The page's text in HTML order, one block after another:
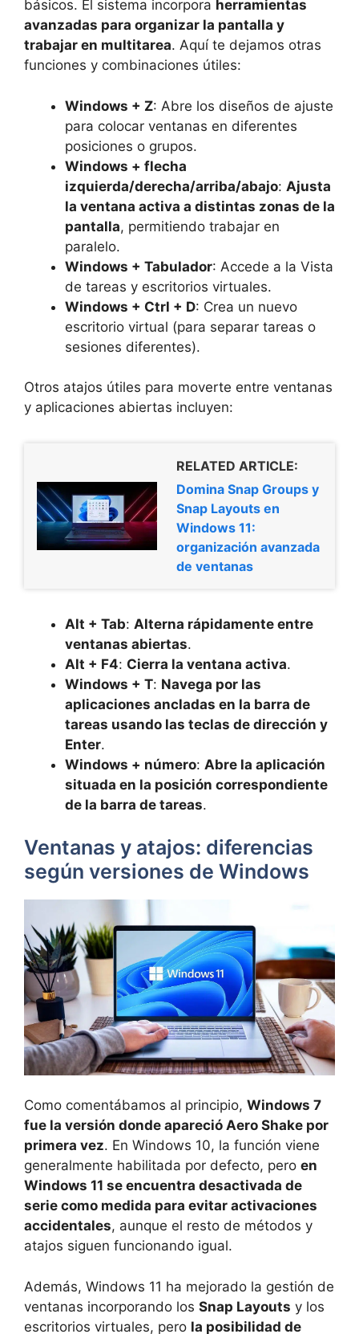
básicos. El sistema incorpora herramientas
avanzadas para organizar la pantalla y
trabajar en multitarea. Aquí te dejamos otras
funciones y combinaciones útiles:
Windows + Z: Abre los diseños de ajuste
para colocar ventanas en diferentes
posiciones o grupos.
Windows + flecha
izquierda/derecha/arriba/abajo: Ajusta
la ventana activa a distintas zonas de la
pantalla, permitiendo trabajar en
paralelo.
Windows + Tabulador: Accede a la Vista
de tareas y escritorios virtuales.
Windows + Ctrl + D: Crea un nuevo
escritorio virtual (para separar tareas o
sesiones diferentes).
Otros atajos útiles para moverte entre ventanas
y aplicaciones abiertas incluyen:
RELATED ARTICLE:
Domina Snap Groups y
Snap Layouts en
Windows 11:
organización avanzada
de ventanas
Alt + Tab: Alterna rápidamente entre
ventanas abiertas.
Alt + F4: Cierra la ventana activa.
Windows + T: Navega por las
aplicaciones ancladas en la barra de
tareas usando las teclas de dirección y
Enter.
Windows + número: Abre la aplicación
situada en la posición correspondiente
de la barra de tareas.
Ventanas y atajos: diferencias
según versiones de Windows
Como comentábamos al principio, Windows 7
fue la versión donde apareció Aero Shake por
primera vez. En Windows 10, la función viene
generalmente habilitada por defecto, pero en
Windows 11 se encuentra desactivada de
serie como medida para evitar activaciones
accidentales, aunque el resto de métodos y
atajos siguen funcionando igual.
Además, Windows 11 ha mejorado la gestión de
ventanas incorporando los Snap Layouts y los
escritorios virtuales, pero la posibilidad de